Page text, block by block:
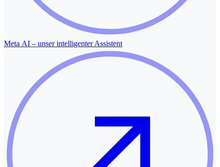
Meta AI – unser intelligenter Assistent